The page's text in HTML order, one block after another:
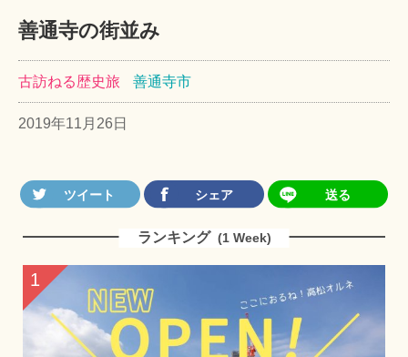
善通寺の街並み
古訪ねる歴史旅 善通寺市
2019年11月26日
ランキング (1 Week)
2